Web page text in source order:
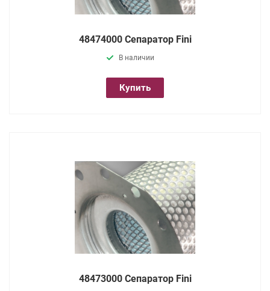
48474000 Сепаратор Fini
В наличии
Купить
48473000 Сепаратор Fini